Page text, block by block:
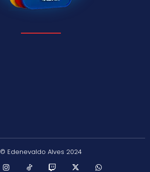
© Edenevaldo Alves 2024